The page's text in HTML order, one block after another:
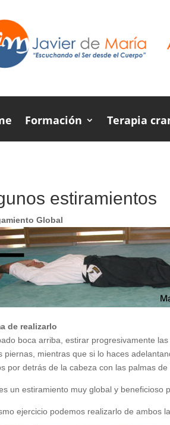
Formación Terapia
estiramientos
Global
de realizarlo
boca arriba, estirar progresivamente
piernas, mientras que si lo haces
por detrás de la cabeza con las palmas
un estiramiento muy global y
ejercicio podemos realizarlo de ambos